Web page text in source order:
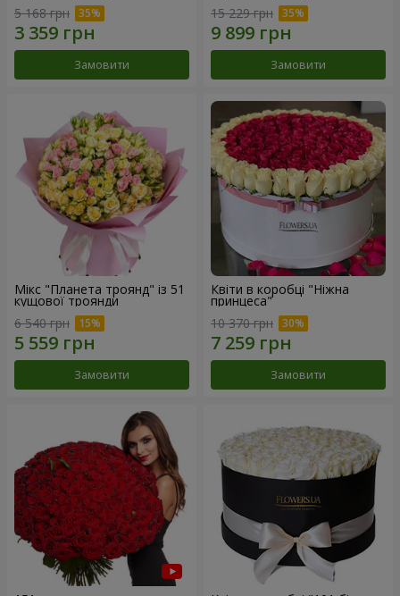
5 168 грн
Замовити
15 229 грн
Замовити
Мікс "Планета троянд" із 51
кущової троянди
6 540 грн
Замовити
Квіти в коробці "Ніжна
принцеса"
10 370 грн
Замовити